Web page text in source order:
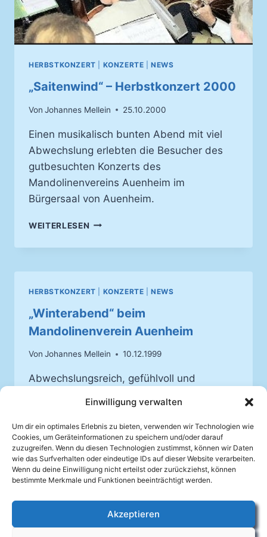
Einwilligung verwalten
Um dir ein optimales Erlebnis zu bieten, verwenden wir Technologien wie
Cookies, um Geräteinformationen zu speichern und/oder darauf
zuzugreifen. Wenn du diesen Technologien zustimmst, können wir Daten
wie das Surfverhalten oder eindeutige IDs auf dieser Website verarbeiten.
Wenn du deine Einwilligung nicht erteilst oder zurückziehst, können
bestimmte Merkmale und Funktionen beeinträchtigt werden.
Akzeptieren
HERBSTKONZERT KONZERTE |NEWS
„Saitenwind“ – Herbstkonzert 2000
Von Johannes Mellein 25.10.2000
Einen musikalisch bunten Abend mit viel
Abwechslung erlebten die Besucher des
gutbesuchten Konzerts des
Mandolinenvereins Auenheim im
Bürgersaal von Auenheim.
WEITERLESEN „SAITENWIND“
HERBSTKONZERT
HERBSTKONZERT KONZERTE |NEWS
„Winterabend“ beim
Mandolinenverein Auenheim
Von Johannes Mellein 10.12.1999
Abwechslungsreich, gefühlvoll und
Gesamturteil über den „Winterabend“ des
Mandolinenverein Auenheim am
vergangenen Wochenende.
WEITERLESEN„WINTERABEND“
BEIM
Facebook